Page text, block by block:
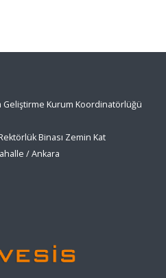
Geliştirme Kurum Koordinatörlüğü
Binası Zemin Kat
/ Ankara